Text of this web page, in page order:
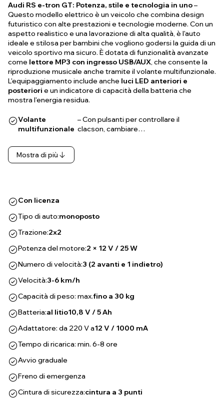
Audi RS e-tron GT: Potenza, stile e tecnologia in uno–
Questo modello elettrico è un veicolo che combina design
futuristico con alte prestazioni e tecnologie moderne. Con un
aspetto realistico e una lavorazione di alta qualità, è l'auto
ideale e stilosa per bambini che vogliono godersi la guida di un
veicolo sportivo ma sicuro. È dotata di funzionalità avanzate
come lettore MP3 con ingresso USB/AUX, che consente la
riproduzione musicale anche tramite il volante multifunzionale.
L'equipaggiamento include anche luci LED anteriori e
posteriori e un indicatore di capacità della batteria che
mostra l'energia residua.
Volante
multifunzionale
– Con pulsanti per controllare il
clacson, cambiare…
Mostra di più
Con licenza
Tipo di auto:monoposto
Trazione:2x2
Potenza del motore:2 × 12 V / 25 W
Numero di velocità:3 (2 avanti e 1 indietro)
Velocità:3-6 km/h
Capacità di peso: max.fino a 30 kg
Batteria:al litio10,8 V / 5 Ah
Adattatore: da 220 V a12 V / 1000 mA
Tempo di ricarica: min. 6-8 ore
Avvio graduale
Freno di emergenza
Cintura di sicurezza:cintura a 3 punti